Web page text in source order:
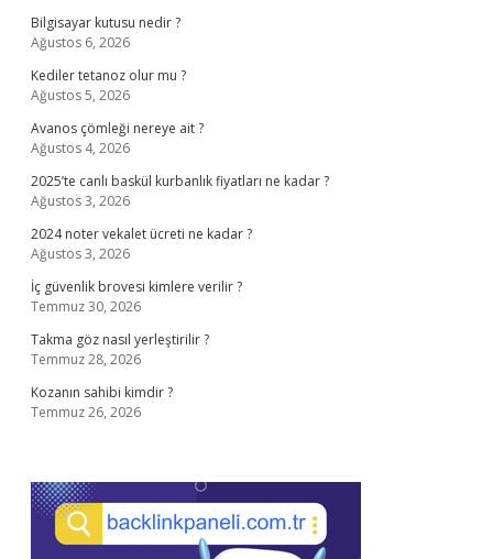
Bilgisayar kutusu nedir ?
Ağustos 6, 2026
Kediler tetanoz olur mu ?
Ağustos 5, 2026
Avanos çömleği nereye ait ?
Ağustos 4, 2026
2025’te canlı baskül kurbanlık fiyatları ne kadar ?
Ağustos 3, 2026
2024 noter vekalet ücreti ne kadar ?
Ağustos 3, 2026
İç güvenlik brovesi kimlere verilir ?
Temmuz 30, 2026
Takma göz nasıl yerleştirilir ?
Temmuz 28, 2026
Kozanın sahibi kimdir ?
Temmuz 26, 2026